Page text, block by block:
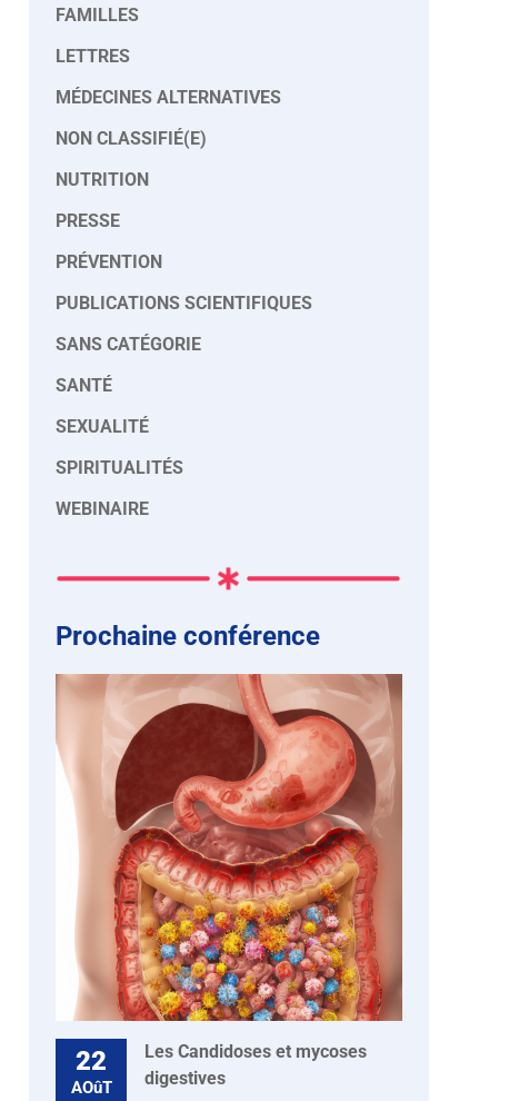
FAMILLES
LETTRES
MÉDECINES ALTERNATIVES
NON CLASSIFIÉ(E)
NUTRITION
PRESSE
PRÉVENTION
PUBLICATIONS SCIENTIFIQUES
SANS CATÉGORIE
SANTÉ
SEXUALITÉ
SPIRITUALITÉS
WEBINAIRE
Prochaine conférence
22
AOûT
Les Candidoses et mycoses
digestives